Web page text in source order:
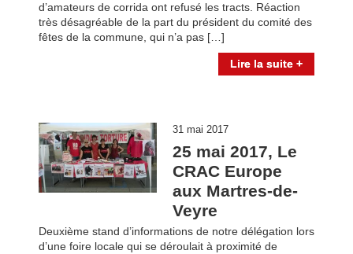
d’amateurs de corrida ont refusé les tracts. Réaction
très désagréable de la part du président du comité des
fêtes de la commune, qui n’a pas […]
Lire la suite +
31 mai 2017
25 mai 2017, Le
CRAC Europe
aux Martres-de-
Veyre
Deuxième stand d’informations de notre délégation lors
d’une foire locale qui se déroulait à proximité de